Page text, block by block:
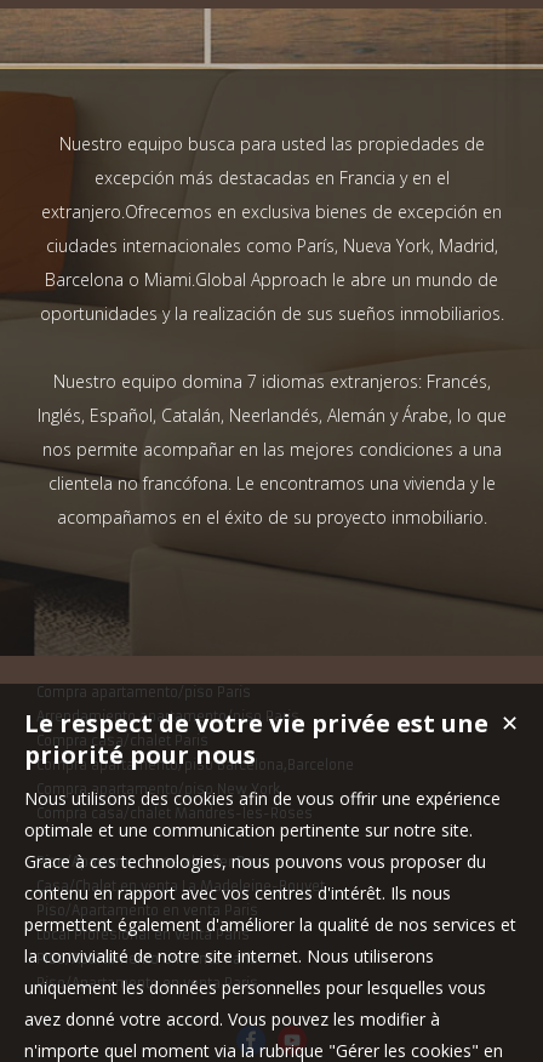
Nuestro equipo busca para usted las propiedades de
excepción más destacadas en Francia y en el
extranjero.Ofrecemos en exclusiva bienes de excepción en
ciudades internacionales como París, Nueva York, Madrid,
Barcelona o Miami.Global Approach le abre un mundo de
oportunidades y la realización de sus sueños inmobiliarios.
Nuestro equipo domina 7 idiomas extranjeros: Francés,
Inglés, Español, Catalán, Neerlandés, Alemán y Árabe, lo que
nos permite acompañar en las mejores condiciones a una
clientela no francófona. Le encontramos una vivienda y le
acompañamos en el éxito de su proyecto inmobiliario.
Compra apartamento/piso Paris
Arrendamiento apartamento/piso Paris
Compra casa/chalet Paris
Compra apartamento/piso Barcelona,Barcelone
Compra apartamento/piso New York
Compra casa/chalet Mandres-les-Roses
Piso/Apartamento se alquiler Paris
Casa/Chalet en venta La Madeleine-Bouvet
Piso/Apartamento en venta Paris
Local Profesional en venta Paris
Piso/Apartamento en venta Paris
Piso/Apartamento en venta Paris
✕
Le respect de votre vie privée est une
priorité pour nous
Nous utilisons des cookies afin de vous offrir une expérience
optimale et une communication pertinente sur notre site.
Grace à ces technologies, nous pouvons vous proposer du
contenu en rapport avec vos centres d'intérêt. Ils nous
permettent également d'améliorer la qualité de nos services et
la convivialité de notre site internet. Nous utiliserons
uniquement les données personnelles pour lesquelles vous
avez donné votre accord. Vous pouvez les modifier à
n'importe quel moment via la rubrique "Gérer les cookies" en